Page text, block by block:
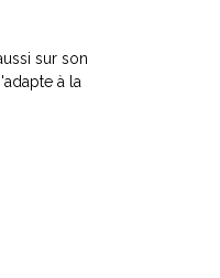
sur son
à la